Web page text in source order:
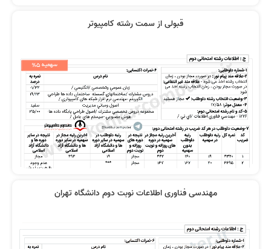
قبولی از سمت رشته کامپیوتر
مهندسی فناوری اطلاعات نوبت دوم دانشگاه تهران